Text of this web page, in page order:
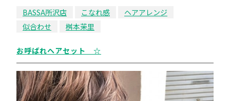
BASSA所沢店
こなれ感
ヘアアレンジ
似合わせ
桝本茉里
お呼ばれヘアセット ☆